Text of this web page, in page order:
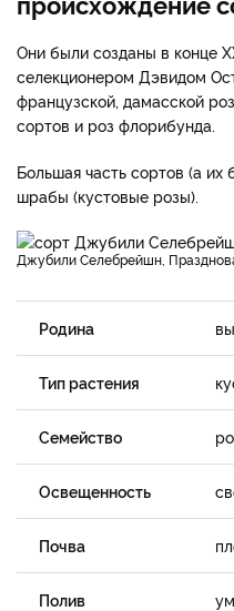
Они были созданы в конце
селекционером Дэвидом
французской, дамасской
сортов и роз флорибунда.
Большая часть сортов (а их
шрабы (кустовые розы).
Джубили Селебрейшн,
Родина
Тип растения
Семейство
Освещенность
Почва
Полив